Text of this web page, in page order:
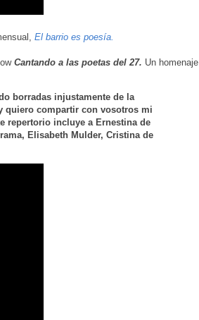
El barrio es poesía.
Cantando a las poetas del 27. Un homenaje
borradas injustamente de la
quiero compartir con vosotros mi
repertorio incluye a Ernestina de
Elisabeth Mulder, Cristina de